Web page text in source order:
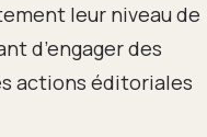
leur niveau de
d’engager des
actions éditoriales